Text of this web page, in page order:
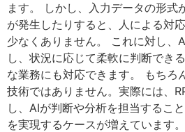
ます。 しかし、入力データの形式
が発生したりすると、人による対
少なくありません。 これに対し、
し、状況に応じて柔軟に判断でき
な業務にも対応できます。 もちろ
技術ではありません。実際には、
し、AIが判断や分析を担当するこ
を実現するケースが増えています